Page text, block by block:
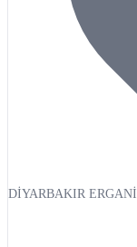
DİYARBAKIR ERGANİ